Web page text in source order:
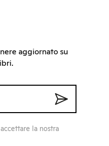
aggiornato su
la nostra